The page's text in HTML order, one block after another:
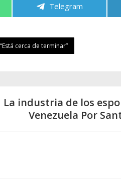
Compartir
Telegram
cerca de terminar”
La industria de los
Venezuela Por